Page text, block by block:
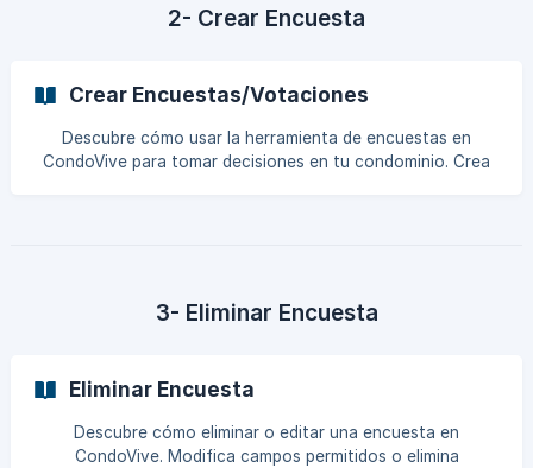
2- Crear Encuesta
Crear Encuestas/Votaciones
Descubre cómo usar la herramienta de encuestas en
CondoVive para tomar decisiones en tu condominio. Crea
3- Eliminar Encuesta
Eliminar Encuesta
Descubre cómo eliminar o editar una encuesta en
CondoVive. Modifica campos permitidos o elimina